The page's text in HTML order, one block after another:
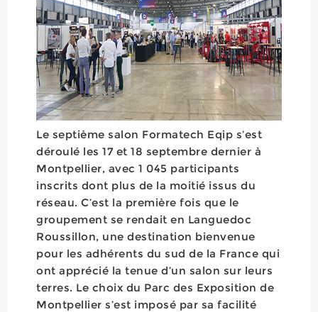
Le septième salon Formatech Eqip s’est
déroulé les 17 et 18 septembre dernier à
Montpellier, avec 1 045 participants
inscrits dont plus de la moitié issus du
réseau. C’est la première fois que le
groupement se rendait en Languedoc
Roussillon, une destination bienvenue
pour les adhérents du sud de la France qui
ont apprécié la tenue d’un salon sur leurs
terres. Le choix du Parc des Exposition de
Montpellier s’est imposé par sa facilité